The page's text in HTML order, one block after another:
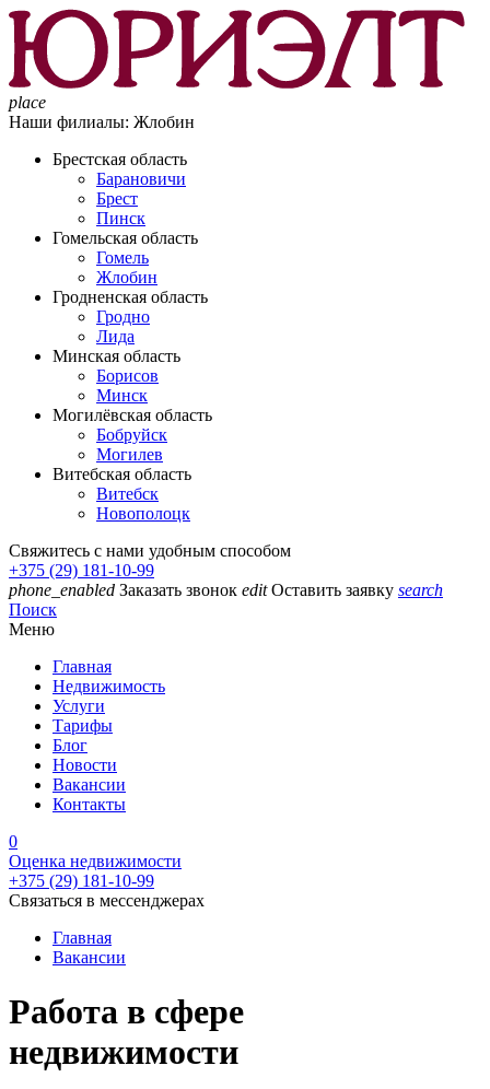
place
Наши филиалы: Жлобин
Брестская область
Барановичи
Брест
Пинск
Гомельская область
Гомель
Жлобин
Гродненская область
Гродно
Лида
Минская область
Борисов
Минск
Могилёвская область
Бобруйск
Могилев
Витебская область
Витебск
Новополоцк
Свяжитесь с нами удобным способом
+375 (29) 181-10-99
phone_enabled Заказать звонок edit Оставить заявку search
Поиск
Меню
Главная
Недвижимость
Услуги
Тарифы
Блог
Новости
Вакансии
Контакты
0
Оценка недвижимости
+375 (29) 181-10-99
Связаться в мессенджерах
Главная
Вакансии
Работа в сфере
недвижимости